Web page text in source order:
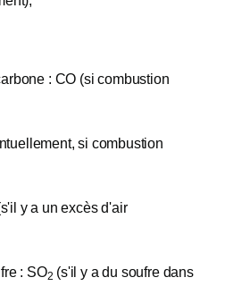
: CO (si combustion
si combustion
y a un excès d'air
: SO2 (s'il y a du soufre dans